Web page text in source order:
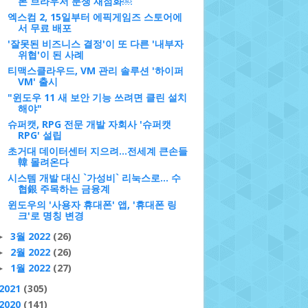
엑스컴 2, 15일부터 에픽게임즈 스토어에
서 무료 배포
'잘못된 비즈니스 결정'이 또 다른 '내부자
위협'이 된 사례
티맥스클라우드, VM 관리 솔루션 '하이퍼
VM' 출시
"윈도우 11 새 보안 기능 쓰려면 클린 설치
해야"
슈퍼캣, RPG 전문 개발 자회사 '슈퍼캣
RPG' 설립
초거대 데이터센터 지으려…전세계 큰손들
韓 몰려온다
시스템 개발 대신 `가성비` 리눅스로… 수
협銀 주목하는 금융계
윈도우의 '사용자 휴대폰' 앱, '휴대폰 링
크'로 명칭 변경
3월 2022 (26)
2월 2022 (26)
1월 2022 (27)
(305)
(141)